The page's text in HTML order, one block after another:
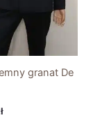
granat De